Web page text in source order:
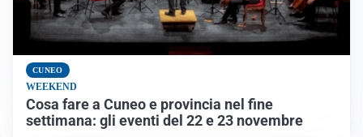
CUNEO
WEEKEND
Cosa fare a Cuneo e provincia nel fine
settimana: gli eventi del 22 e 23 novembre